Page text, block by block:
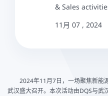
& Sales
11月 07 , 2024
2024年11月7日，一场聚焦新能
武汉盛大召开。本次活动由DQS与武